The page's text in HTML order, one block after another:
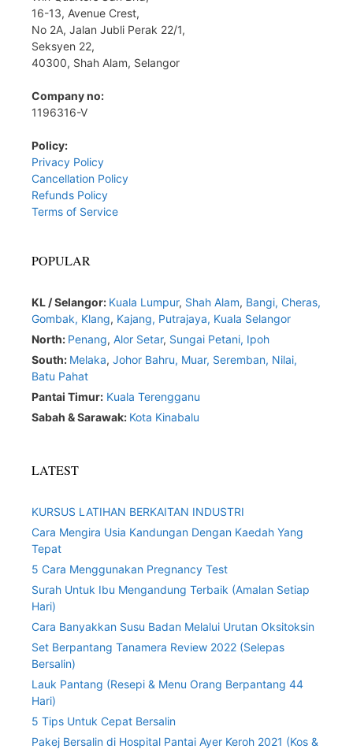
16-13, Avenue Crest,
No 2A, Jalan Jubli Perak 22/1,
Seksyen 22,
40300, Shah Alam, Selangor
Company no:
1196316-V
Policy:
Privacy Policy
Cancellation Policy
Refunds Policy
Terms of Service
POPULAR
KL / Selangor: Kuala Lumpur, Shah Alam, Bangi, Cheras,
Gombak, Klang, Kajang, Putrajaya, Kuala Selangor
North: Penang, Alor Setar, Sungai Petani, Ipoh
South: Melaka, Johor Bahru, Muar, Seremban, Nilai,
Batu Pahat
Pantai Timur: Kuala Terengganu
Sabah & Sarawak: Kota Kinabalu
LATEST
KURSUS LATIHAN BERKAITAN INDUSTRI
Cara Mengira Usia Kandungan Dengan Kaedah Yang
Tepat
5 Cara Menggunakan Pregnancy Test
Surah Untuk Ibu Mengandung Terbaik (Amalan Setiap
Hari)
Cara Banyakkan Susu Badan Melalui Urutan Oksitoksin
Set Berpantang Tanamera Review 2022 (Selepas
Bersalin)
Lauk Pantang (Resepi & Menu Orang Berpantang 44
Hari)
5 Tips Untuk Cepat Bersalin
Pakej Bersalin di Hospital Pantai Ayer Keroh 2021 (Kos &